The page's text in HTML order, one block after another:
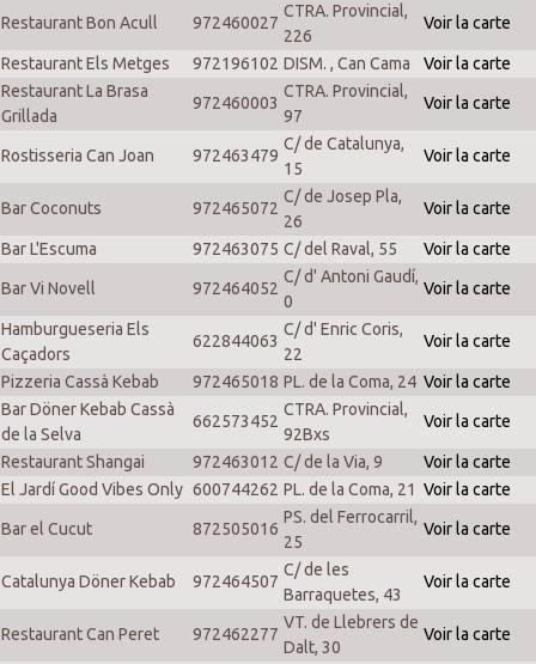
Restaurant Bon Acull 972460027
CTRA. Provincial,
226
Voir la carte
Restaurant Els Metges 972196102 DISM. , Can Cama
Voir la carte
Restaurant La Brasa
Grillada
972460003
CTRA. Provincial,
97
Voir la carte
Rostisseria Can Joan 972463479
C/ de Catalunya,
15
Voir la carte
Bar Coconuts 972465072
C/ de Josep Pla,
26
Voir la carte
Bar L'Escuma 972463075 C/ del Raval, 55 Voir la carte
Bar Vi Novell 972464052
C/ d' Antoni Gaudí,
0
Voir la carte
Hamburgueseria Els
Caçadors
622844063
C/ d' Enric Coris,
22
Voir la carte
Pizzeria Cassà Kebab 972465018 PL. de la Coma, 24 Voir la carte
Bar Döner Kebab Cassà
de la Selva
662573452
CTRA. Provincial,
92Bxs
Voir la carte
Restaurant Shangai 972463012 C/ de la Via, 9
Voir la carte
El Jardí Good Vibes Only 600744262 PL. de la Coma, 21 Voir la carte
Bar el Cucut 872505016
PS. del Ferrocarril,
25
Voir la carte
Catalunya Döner Kebab 972464507
C/ de les
Barraquetes, 43
Voir la carte
Restaurant Can Peret 972462277
VT. de Llebrers de
Dalt, 30
Voir la carte